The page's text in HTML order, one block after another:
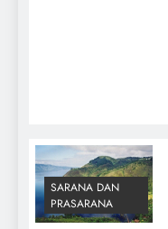
SARANA DAN
PRASARANA